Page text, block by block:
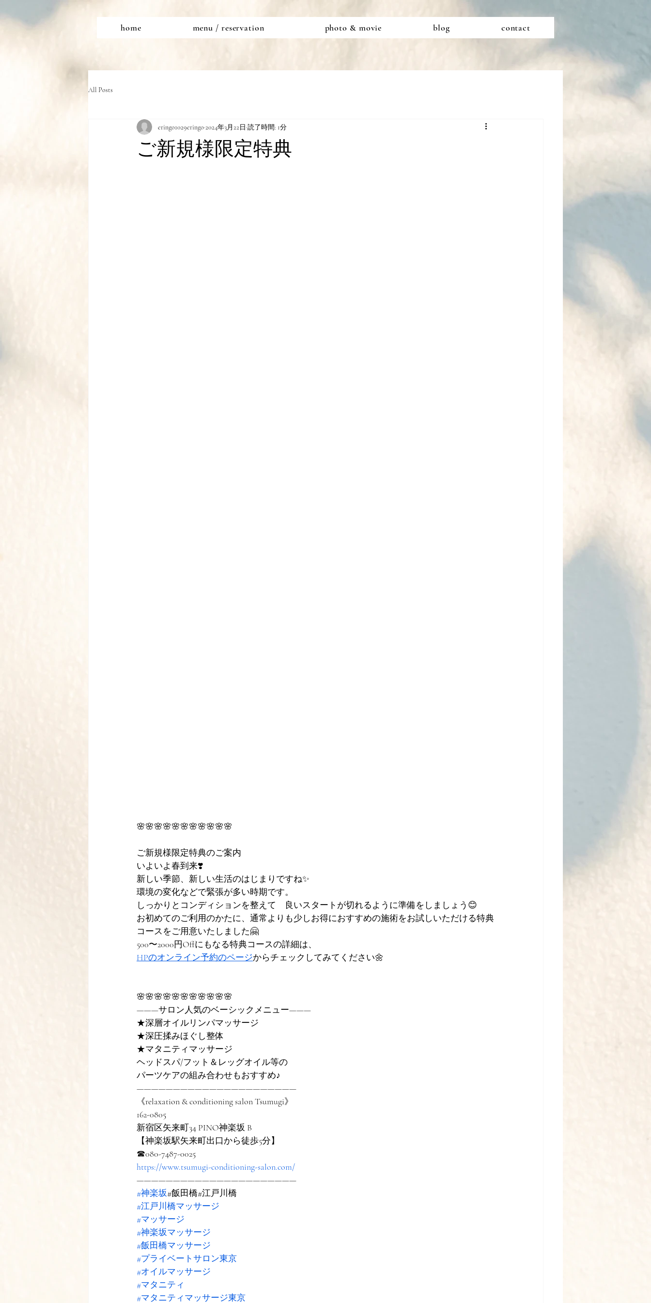
home menu / reservation photo & movie blog contact
All Posts
ご新規様限定特典
eringo1029eringo2024年3月22日 読了時間: 1分
🌸🌸🌸🌸🌸🌸🌸🌸🌸🌸🌸
ご新規様限定特典のご案内
いよいよ春到来❣️
新しい季節、新しい生活のはじまりですね✨
環境の変化などで緊張が多い時期です。
しっかりとコンディションを整えて　良いスタートが切れるように準備をしましょう😊
お初めてのご利用のかたに、通常よりも少しお得におすすめの施術をお試しいただける特典
コースをご用意いたしました🤗
500〜2000円Offにもなる特典コースの詳細は、
HPのオンライン予約のページからチェックしてみてください🌼
🌸🌸🌸🌸🌸🌸🌸🌸🌸🌸🌸
———サロン人気のベーシックメニュー———
★深層オイルリンパマッサージ
★深圧揉みほぐし整体
★マタニティマッサージ
ヘッドスパ/フット＆レッグオイル等の
パーツケアの組み合わせもおすすめ♪
——————————————————————
《relaxation & conditioning salon Tsumugi》
162-0805
新宿区矢来町34 PINO神楽坂 B
【神楽坂駅矢来町出口から徒歩5分】
☎︎080-7487-0025
https://www.tsumugi-conditioning-salon.com/
——————————————————————
#神楽坂#飯田橋#江戸川橋
#江戸川橋マッサージ
#マッサージ
#神楽坂マッサージ
#飯田橋マッサージ
#プライベートサロン東京
#オイルマッサージ
#マタニティ
#マタニティマッサージ東京